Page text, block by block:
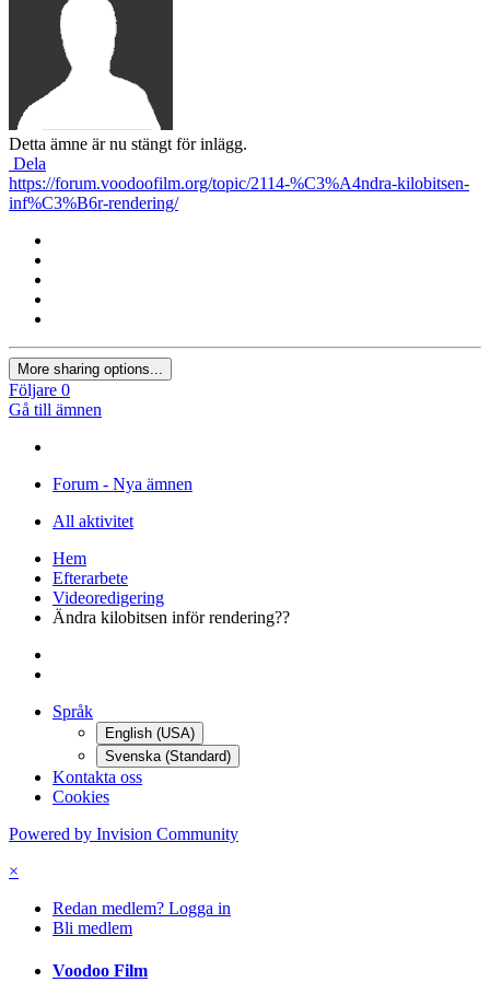
Detta ämne är nu stängt för inlägg.
Dela
https://forum.voodoofilm.org/topic/2114-%C3%A4ndra-kilobitsen-
inf%C3%B6r-rendering/
More sharing options...
Följare 0
Gå till ämnen
Forum - Nya ämnen
All aktivitet
Hem
Efterarbete
Videoredigering
Ändra kilobitsen inför rendering??
Språk
English (USA)
Svenska (Standard)
Kontakta oss
Cookies
Powered by Invision Community
×
Redan medlem? Logga in
Bli medlem
Voodoo Film